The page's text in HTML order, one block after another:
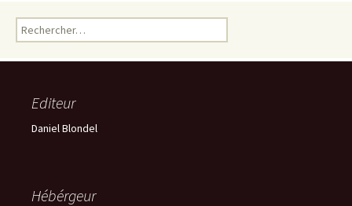
Rechercher :
Editeur
Daniel Blondel
Hébérgeur